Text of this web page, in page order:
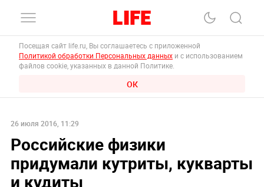
Посещая сайт life.ru, Вы соглашаетесь с приложенной
Политикой обработки Персональных данных и с использованием
файлов cookie, указанных в данной Политике.
ОК
26 июля 2016, 11:29
Российские физики
придумали кутриты, кукварты
и кудиты